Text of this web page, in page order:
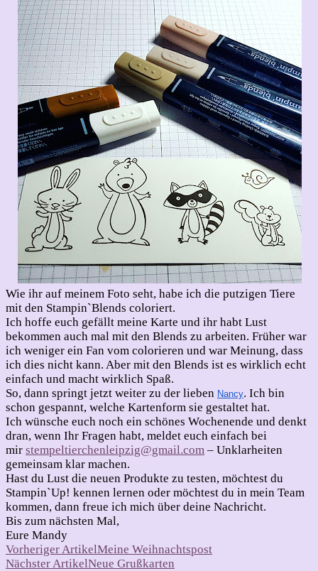
Wie ihr auf meinem Foto seht, habe ich die putzigen Tiere
mit den Stampin`Blends coloriert.
Ich hoffe euch gefällt meine Karte und ihr habt Lust
bekommen auch mal mit den Blends zu arbeiten. Früher war
ich weniger ein Fan vom colorieren und war Meinung, dass
ich dies nicht kann. Aber mit den Blends ist es wirklich echt
einfach und macht wirklich Spaß.
So, dann springt jetzt weiter zu der lieben Nancy. Ich bin
schon gespannt, welche Kartenform sie gestaltet hat.
Ich wünsche euch noch ein schönes Wochenende und denkt
dran, wenn Ihr Fragen habt, meldet euch einfach bei
mir stempeltierchenleipzig@gmail.com – Unklarheiten
gemeinsam klar machen.
Hast du Lust die neuen Produkte zu testen, möchtest du
Stampin`Up! kennen lernen oder möchtest du in mein Team
kommen, dann freue ich mich über deine Nachricht.
Bis zum nächsten Mal,
Eure Mandy
Beitragsnavigation
Vorheriger ArtikelMeine Weihnachtspost
Nächster ArtikelNeue Grußkarten